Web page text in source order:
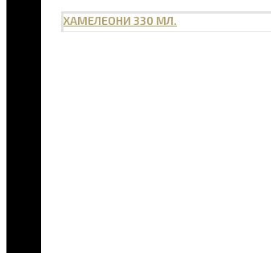
ХАМЕЛЕОНИ 330 МЛ.